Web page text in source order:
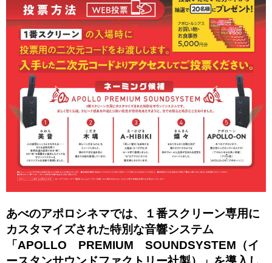
あべのアポロシネマでは、１番スクリーン専用に
カスタマイズされた特別な音響システム
「APOLLO PREMIUM SOUNDSYSTEM（イ